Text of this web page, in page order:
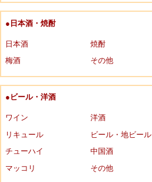
●日本酒・焼酎
日本酒
焼酎
梅酒
その他
●ビール・洋酒
ワイン
洋酒
リキュール
ビール・地ビール
チューハイ
中国酒
マッコリ
その他